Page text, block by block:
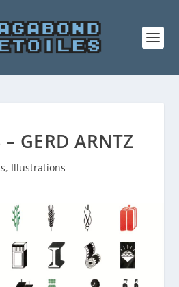
– GERD ARNTZ
, Illustrations